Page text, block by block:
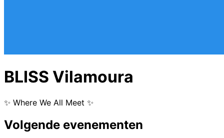
BLISS Vilamoura
✨ Where We All Meet ✨
Volgende evenementen